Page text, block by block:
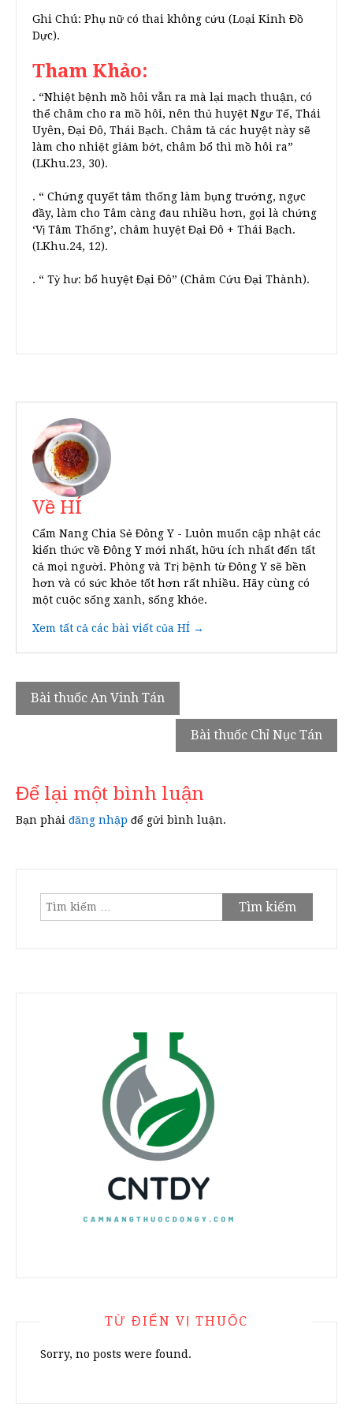
Ghi Chú: Phụ nữ có thai không cứu (Loại Kinh Đồ
Dực).
Tham Khảo:
. “Nhiệt bệnh mồ hôi vẫn ra mà lại mạch thuận, có
thể châm cho ra mồ hôi, nên thủ huyệt Ngư Tế, Thái
Uyên, Đại Đô, Thái Bạch. Châm tả các huyệt này sẽ
làm cho nhiệt giảm bớt, châm bổ thì mồ hôi ra”
(LKhu.23, 30).
. “ Chứng quyết tâm thống làm bụng trướng, ngực
đầy, làm cho Tâm càng đau nhiều hơn, gọi là chứng
‘Vị Tâm Thống’, châm huyệt Đại Đô + Thái Bạch.
(LKhu.24, 12).
. “ Tỳ hư: bổ huyệt Đại Đô” (Châm Cứu Đại Thành).
Về HÍ
Cẩm Nang Chia Sẻ Đông Y - Luôn muốn cập nhật các
kiến thức về Đông Y mới nhất, hữu ích nhất đến tất
cả mọi người. Phòng và Trị bệnh từ Đông Y sẽ bền
hơn và có sức khỏe tốt hơn rất nhiều. Hãy cùng có
một cuộc sống xanh, sống khỏe.
Xem tất cả các bài viết của HÍ →
Điều
hướng
Bài thuốc An Vinh Tán
Bài thuốc Chỉ Nục Tán
Để lại một bình luận
Bạn phải đăng nhập để gửi bình luận.
Tìm
TỪ ĐIỂN VỊ THUỐC
Sorry, no posts were found.